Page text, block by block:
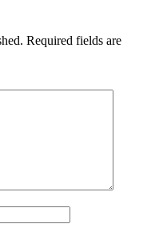
Required fields are